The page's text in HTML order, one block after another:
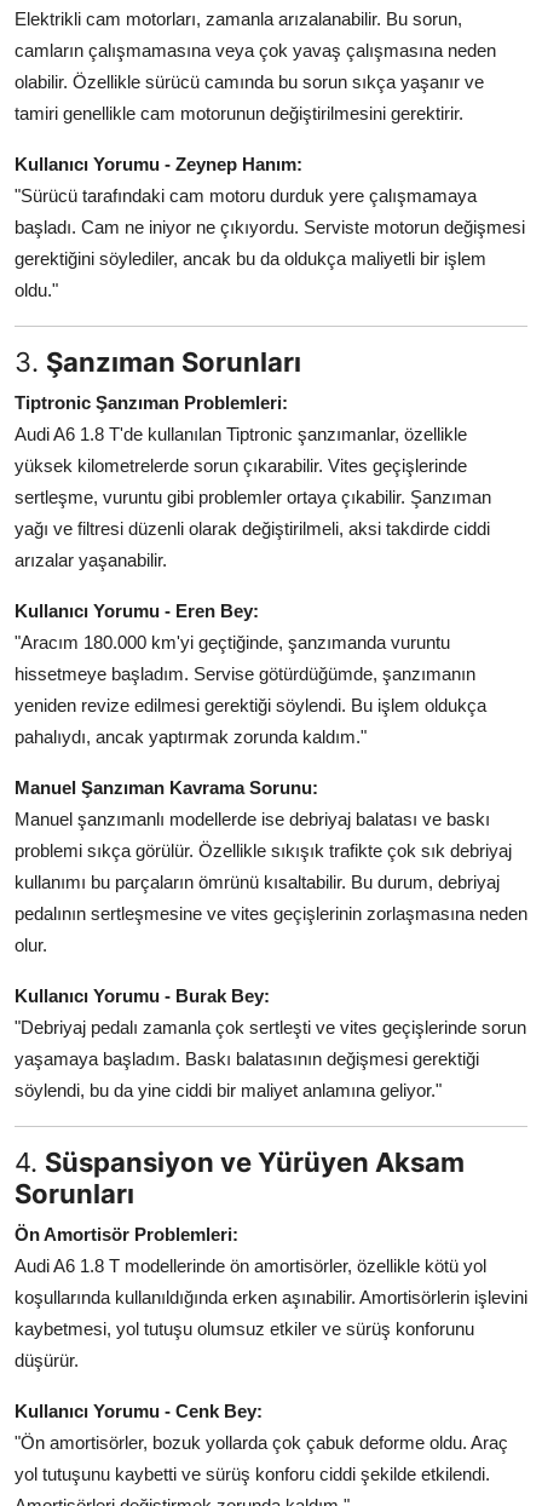
Elektrikli cam motorları, zamanla arızalanabilir. Bu sorun,
camların çalışmamasına veya çok yavaş çalışmasına neden
olabilir. Özellikle sürücü camında bu sorun sıkça yaşanır ve
tamiri genellikle cam motorunun değiştirilmesini gerektirir.
Kullanıcı Yorumu - Zeynep Hanım:
"Sürücü tarafındaki cam motoru durduk yere çalışmamaya
başladı. Cam ne iniyor ne çıkıyordu. Serviste motorun değişmesi
gerektiğini söylediler, ancak bu da oldukça maliyetli bir işlem
oldu."
3. Şanzıman Sorunları
Tiptronic Şanzıman Problemleri:
Audi A6 1.8 T'de kullanılan Tiptronic şanzımanlar, özellikle
yüksek kilometrelerde sorun çıkarabilir. Vites geçişlerinde
sertleşme, vuruntu gibi problemler ortaya çıkabilir. Şanzıman
yağı ve filtresi düzenli olarak değiştirilmeli, aksi takdirde ciddi
arızalar yaşanabilir.
Kullanıcı Yorumu - Eren Bey:
"Aracım 180.000 km'yi geçtiğinde, şanzımanda vuruntu
hissetmeye başladım. Servise götürdüğümde, şanzımanın
yeniden revize edilmesi gerektiği söylendi. Bu işlem oldukça
pahalıydı, ancak yaptırmak zorunda kaldım."
Manuel Şanzıman Kavrama Sorunu:
Manuel şanzımanlı modellerde ise debriyaj balatası ve baskı
problemi sıkça görülür. Özellikle sıkışık trafikte çok sık debriyaj
kullanımı bu parçaların ömrünü kısaltabilir. Bu durum, debriyaj
pedalının sertleşmesine ve vites geçişlerinin zorlaşmasına neden
olur.
Kullanıcı Yorumu - Burak Bey:
"Debriyaj pedalı zamanla çok sertleşti ve vites geçişlerinde sorun
yaşamaya başladım. Baskı balatasının değişmesi gerektiği
söylendi, bu da yine ciddi bir maliyet anlamına geliyor."
4. Süspansiyon ve Yürüyen Aksam
Sorunları
Ön Amortisör Problemleri:
Audi A6 1.8 T modellerinde ön amortisörler, özellikle kötü yol
koşullarında kullanıldığında erken aşınabilir. Amortisörlerin işlevini
kaybetmesi, yol tutuşu olumsuz etkiler ve sürüş konforunu
düşürür.
Kullanıcı Yorumu - Cenk Bey:
"Ön amortisörler, bozuk yollarda çok çabuk deforme oldu. Araç
yol tutuşunu kaybetti ve sürüş konforu ciddi şekilde etkilendi.